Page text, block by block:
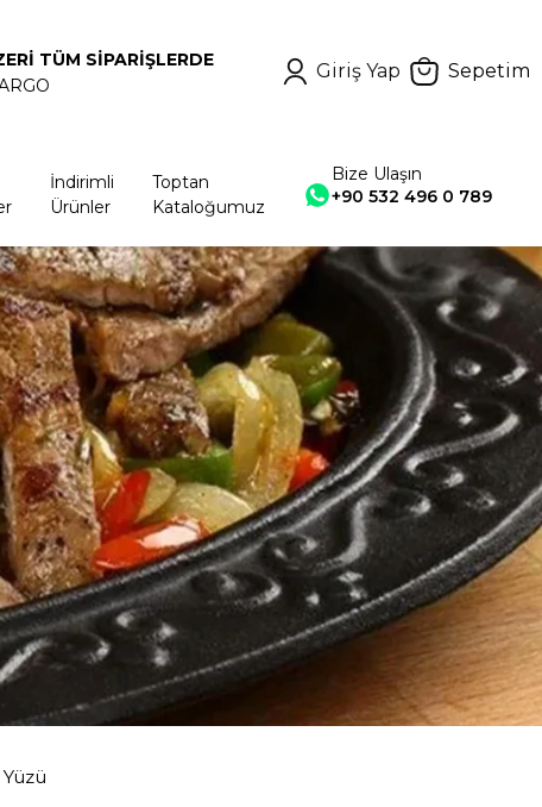
TÜM SİPARİŞLERDE
Giriş Yap Sepetim
İndirimli
Ürünler
Toptan
Kataloğumuz
Bize Ulaşın
+90 532 496 0 789